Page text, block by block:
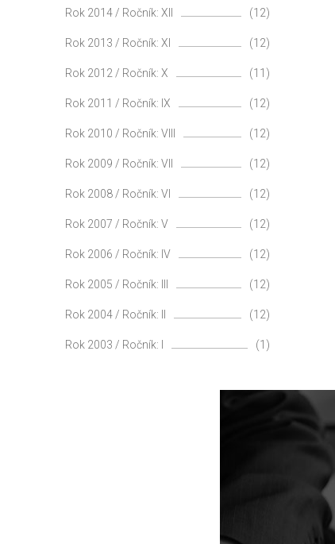
Rok 2014 / Ročník: XII (12)
Rok 2013 / Ročník: XI (12)
Rok 2012 / Ročník: X (11)
Rok 2011 / Ročník: IX (12)
Rok 2010 / Ročník: VIII (12)
Rok 2009 / Ročník: VII (12)
Rok 2008 / Ročník: VI (12)
Rok 2007 / Ročník: V (12)
Rok 2006 / Ročník: IV (12)
Rok 2005 / Ročník: III (12)
Rok 2004 / Ročník: II (12)
Rok 2003 / Ročník: I (1)